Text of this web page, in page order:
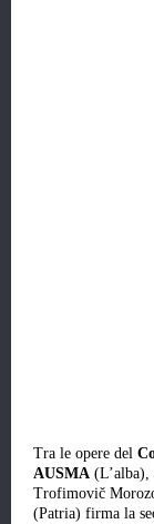
Tra le opere del
AUSMA
Trofimovič
(Patria) firma la